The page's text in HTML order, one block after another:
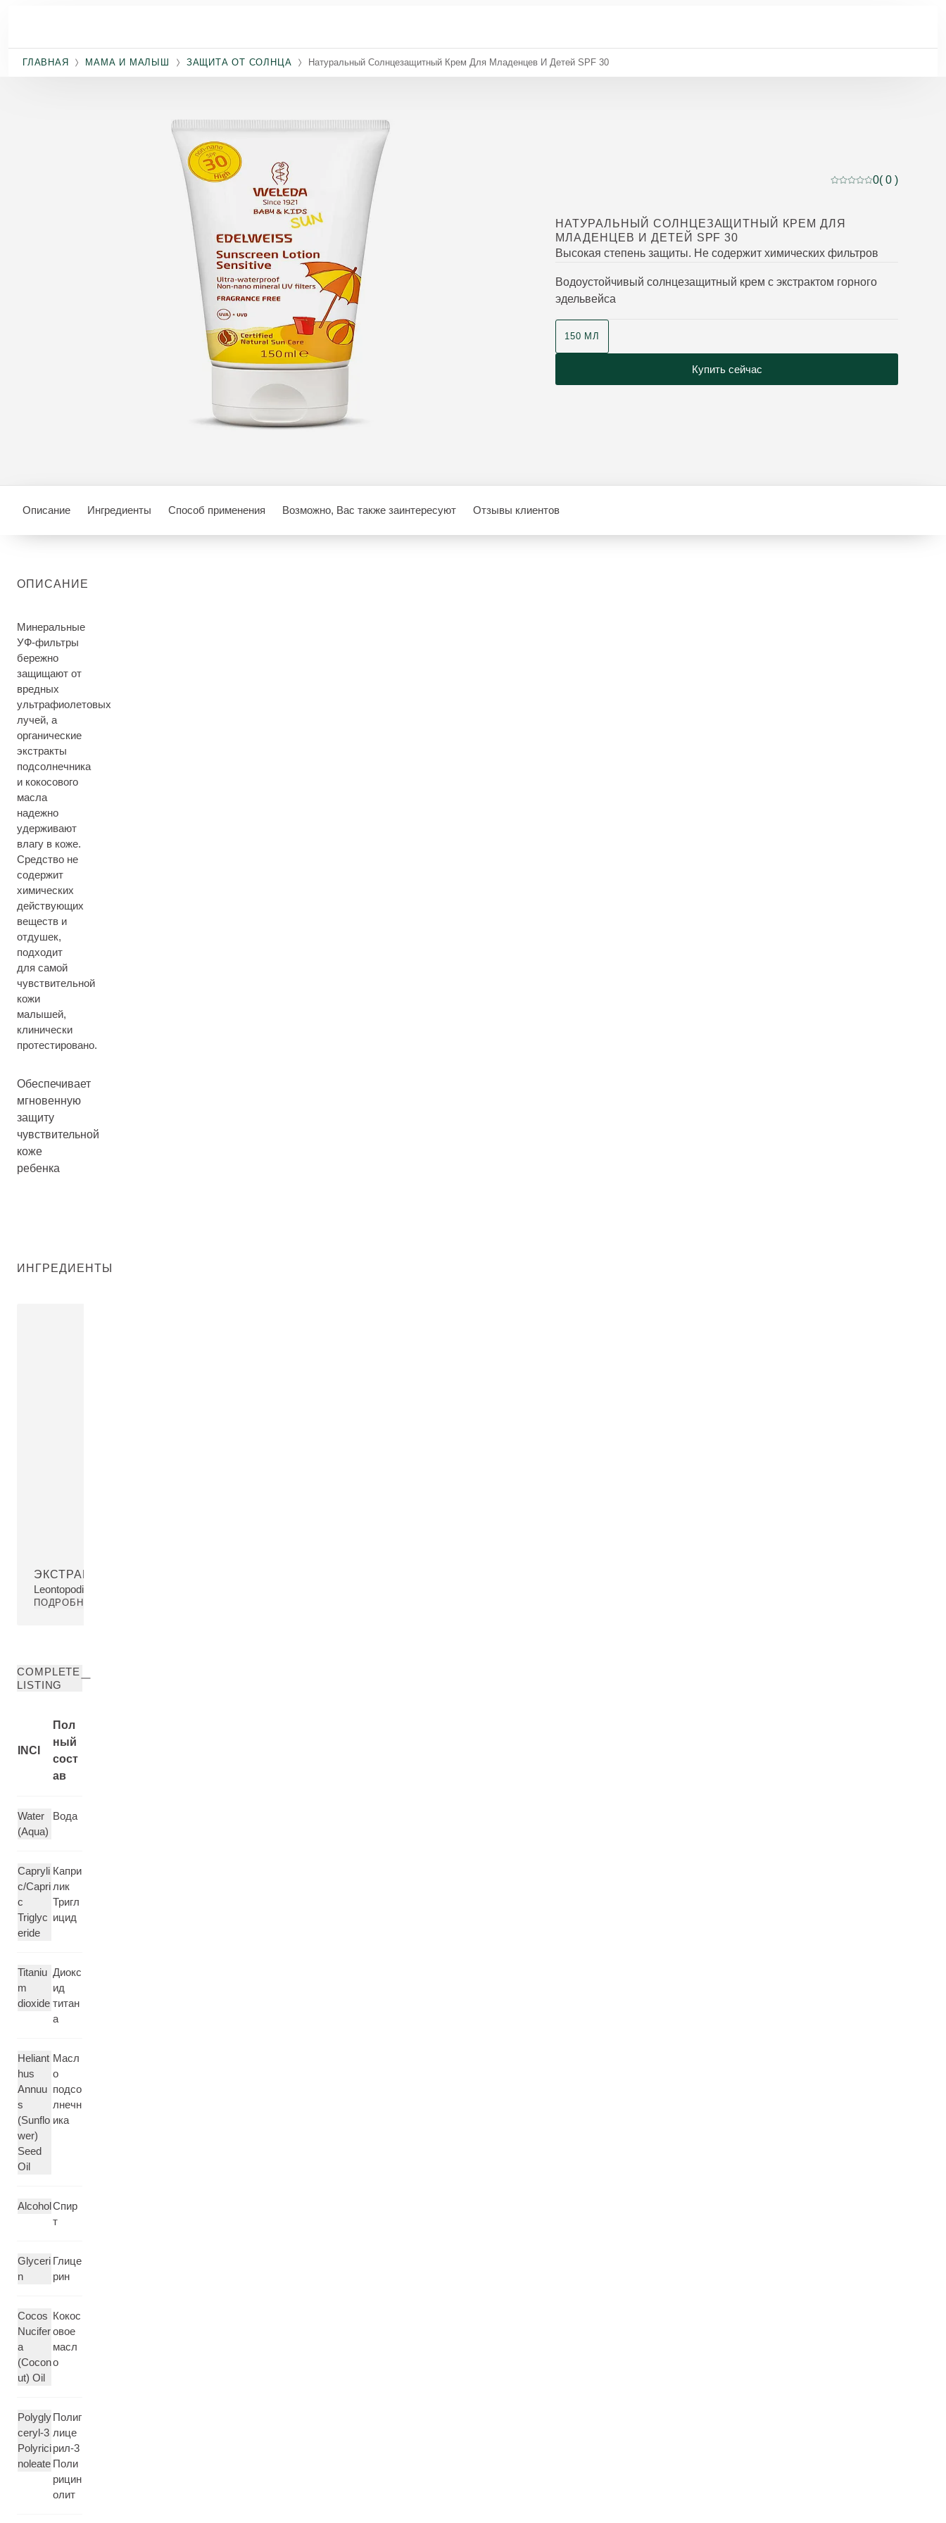
ГЛАВНАЯ МАМА И МАЛЫШ ЗАЩИТА ОТ СОЛНЦА Натуральный Солнцезащитный Крем Для Младенцев И Детей SPF 30
Current rating: 0 out of
0( 0 )
НАТУРАЛЬНЫЙ СОЛНЦЕЗАЩИТНЫЙ КРЕМ ДЛЯ
МЛАДЕНЦЕВ И ДЕТЕЙ SPF 30
Высокая степень защиты. Не содержит химических фильтров
Водоустойчивый солнцезащитный крем с экстрактом горного
эдельвейса
150 МЛ
Купить сейчас
Описание Ингредиенты Способ применения Возможно, Вас также заинтересуют Отзывы клиентов
ОПИСАНИЕ
Минеральные
УФ-фильтры
бережно
защищают от
вредных
ультрафиолетовых
лучей, а
органические
экстракты
подсолнечника
и кокосового
масла
надежно
удерживают
влагу в коже.
Средство не
содержит
химических
действующих
веществ и
отдушек,
подходит
для самой
чувствительной
кожи
малышей,
клинически
протестировано.
Обеспечивает
мгновенную
защиту
чувствительной
коже
ребенка
ИНГРЕДИЕНТЫ
ЭКСТРАКТ ЭДЕЛЬВЕЙСА
Leontopodium Alpinum Flower/Leaf/Stem Extract
ПОДРОБНЕЕ
COMPLETE
LISTING
INCI
Пол
ный
сост
ав
Water
(Aqua)
Вода
Capryli
c/Capri
c
Triglyc
eride
Капри
лик
Тригл
ицид
Titaniu
m
dioxide
Диокс
ид
титан
а
Heliant
hus
Annuu
s
(Sunflo
wer)
Seed
Oil
Масл
о
подсо
лнечн
ика
AlcoholСпир
т
Glyceri
n
Глице
рин
Cocos
Nucifer
a
(Cocon
ut) Oil
Кокос
овое
масл
о
Polygly
ceryl-3
Polyrici
noleate
Полиг
лице
рил-3
Поли
рицин
олит